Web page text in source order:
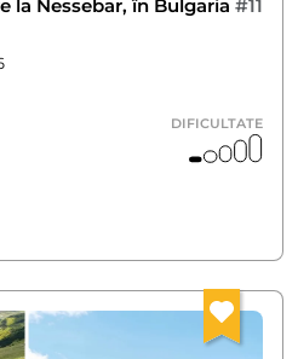
la Nessebar, în Bulgaria #11
DIFICULTATE